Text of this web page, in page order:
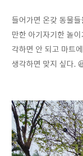
들어가면 온갖 동물
만한 아기자기한 놀
각하면 안 되고 마트
생각하면 맞지 싶다.